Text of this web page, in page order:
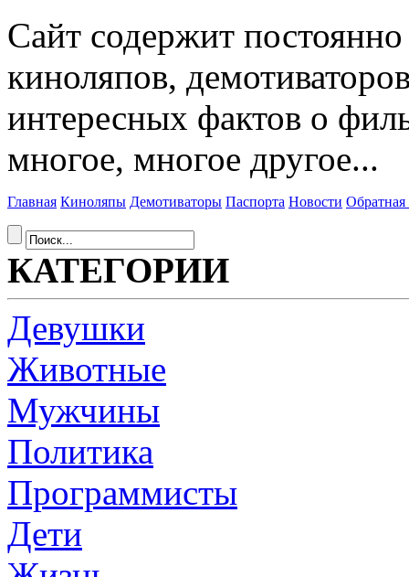
Сайт содержит
киноляпов,
интересных фактов о
многое, многое другое...
Главная Киноляпы Демотиваторы Паспорта Новости Обратная
КАТЕГОРИИ
Девушки
Животные
Мужчины
Политика
Программисты
Дети